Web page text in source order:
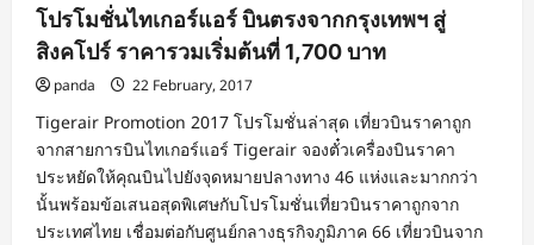
ซา
กุสะ
โตเกียว
ที่พัก
ทำเล
ชม
ดอก
ซากุระ
บาน
ใน
ญี่ปุ่น
โปรโมชั่นไทเกอร์แอร์ บินตรงจากกรุงเทพฯ สู่
สิงคโปร์ ราคารวมเริ่มต้นที่ 1,700 บาท
panda 22 February, 2017
Tigerair Promotion 2017 โปรโมชั่นล่าสุด เที่ยวบินราคาถูก
จากสายการบินไทเกอร์แอร์ Tigerair จองตั๋วเครื่องบินราคา
ประหยัดให้คุณบินไปยังจุดหมายปลางทาง 46 แห่งและมากกว่า
นั้นพร้อมข้อเสนอสุดพิเศษกับโปรโมชั่นเที่ยวบินราคาถูกจาก
ประเทศไทย เชื่อมต่อกับศูนย์กลางธุรกิจภูมิภาค 66 เที่ยวบินจาก